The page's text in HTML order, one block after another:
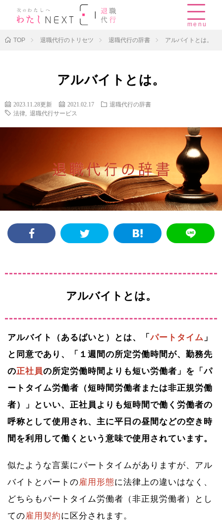
menu
TOP 退職代行のトリセツ 退職代行の辞書 アルバイトとは。
アルバイトとは。
2023.11.28更新 2021.02.17
退職代行の辞書
法律
退職代行サービス
アルバイトとは。
アルバイト（あるばいと）とは、「パートタイム 」
と同意であり、「１週間の所定労働時間が、勤務先
の正社員の所定労働時間よりも短い労働者」を「パ
ートタイム労働者（短時間労働者または非正規労働
者）」といい、正社員よりも短時間で働く労働者の
呼称として使用され、主に平日の昼間などの空き時
間を利用して働くという意味で使用されています。
似たような言葉にパートタイムがありますが、アル
バイトとパートの雇用形態に法律上の違いはなく、
どちらもパートタイム労働者（非正規労働者）とし
ての雇用契約に区分されます。